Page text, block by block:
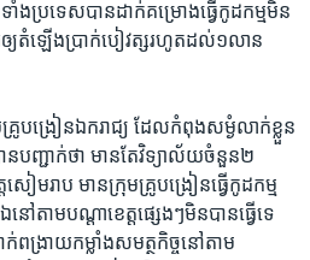
ប្រទេស​បាន​ដាក់​គម្រោង​ធ្វើ​កូដកម្ម​មិន​
យ​តំឡើង​ប្រាក់​បៀវត្ស​រហូត​ដល់​១​លាន​
ង្រៀន​ឯករាជ្យ ​ដែល​កំពុង​សម្ងំ​លាក់​ខ្លួន​
ន​បញ្ជាក់​ថា​ មាន​តែ​វិទ្យា​ល័យ​ចំនួន​២​
ៀមរាប​ មាន​ក្រុម​គ្រូបង្រៀនធ្វើ​កូដកម្ម​
ម​បណ្តា​ខេត្ត​ផ្សេងៗ​មិន​បាន​ធ្វើ​ទេ​
ពង្រាយ​កម្លាំង​សមត្ថកិច្ច​នៅ​តាម​